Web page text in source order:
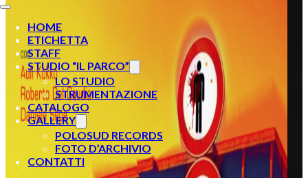
HOME
ETICHETTA
STAFF
STUDIO “IL PARCO”
LO STUDIO
STRUMENTAZIONE
CATALOGO
GALLERY
POLOSUD RECORDS
FOTO D’ARCHIVIO
CONTATTI